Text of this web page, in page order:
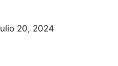
20, 2024